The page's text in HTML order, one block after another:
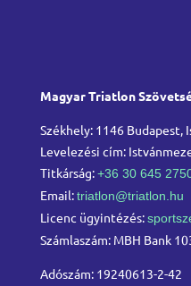
Magyar Triatlon
Székhely: 1146 Budapest,
Levelezési cím:
Titkárság:+36 30 645
Email:triatlon@triatlon.hu
Licenc ügyintézés:
Számlaszám: MBH Bank
Adószám: 19240613-2-42